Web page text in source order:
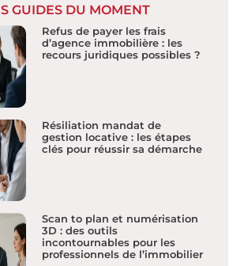
GUIDES DU MOMENT
Refus de payer les frais
d’agence immobilière : les
recours juridiques possibles ?
Résiliation mandat de
gestion locative : les étapes
clés pour réussir sa démarche
Scan to plan et numérisation
3D : des outils
incontournables pour les
professionnels de l’immobilier